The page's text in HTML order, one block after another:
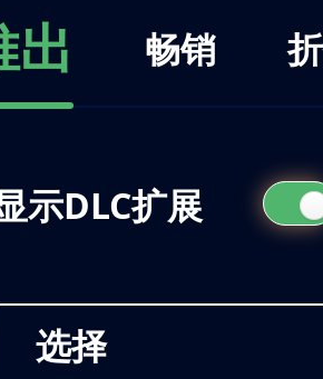
出 畅销
选择
示DLC扩展